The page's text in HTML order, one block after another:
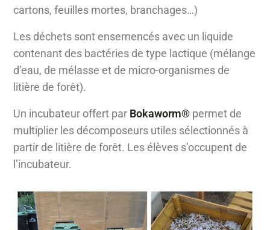
cartons, feuilles mortes, branchages…)
Les déchets sont ensemencés avec un liquide
contenant des bactéries de type lactique (mélange
d’eau, de mélasse et de micro-organismes de
litière de forêt).
Un incubateur offert par Bokaworm® permet de
multiplier les décomposeurs utiles sélectionnés à
partir de litière de forêt. Les élèves s’occupent de
l’incubateur.